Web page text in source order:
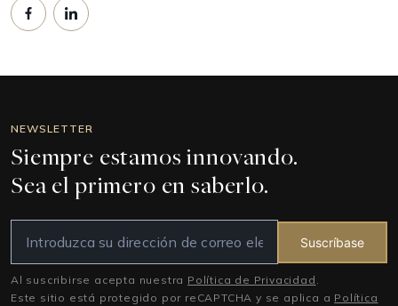
NEWSLETTER
Siempre estamos innovando.
Sea el primero en saberlo.
Suscríbase
Al suscribirse acepta nuestra Política de Privacidad .
Este sitio está protegido por reCAPTCHA y se aplica a Política